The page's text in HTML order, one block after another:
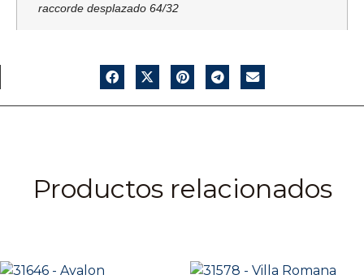
raccorde desplazado 64/32
Productos relacionados